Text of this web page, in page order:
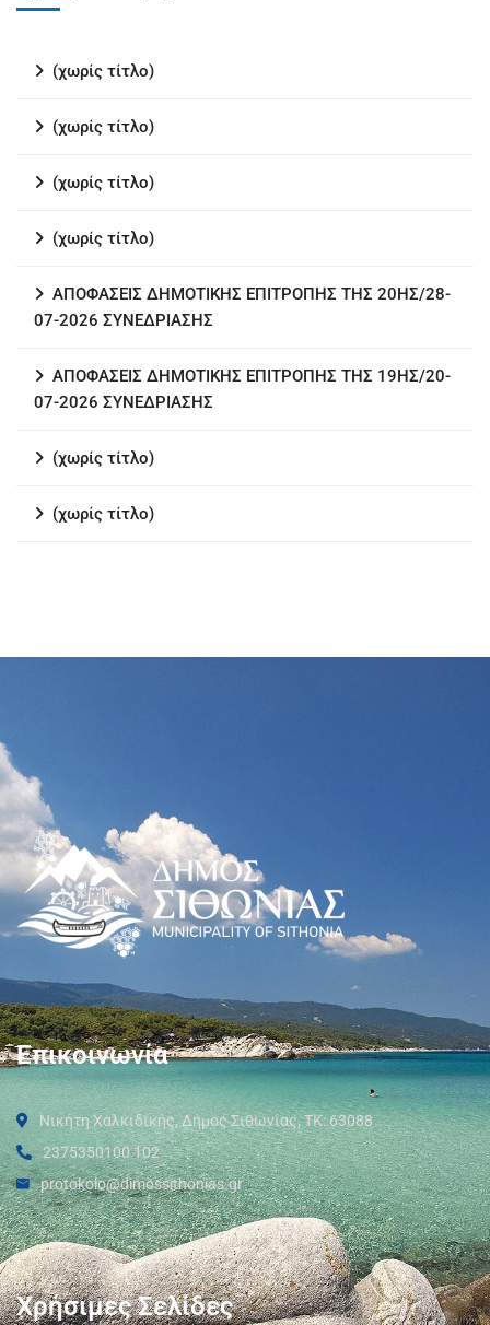
(χωρίς τίτλο)
(χωρίς τίτλο)
(χωρίς τίτλο)
(χωρίς τίτλο)
ΑΠΟΦΑΣΕΙΣ ΔΗΜΟΤΙΚΗΣ ΕΠΙΤΡΟΠΗΣ ΤΗΣ 20ΗΣ/28-
07-2026 ΣΥΝΕΔΡΙΑΣΗΣ
ΑΠΟΦΑΣΕΙΣ ΔΗΜΟΤΙΚΗΣ ΕΠΙΤΡΟΠΗΣ ΤΗΣ 19ΗΣ/20-
07-2026 ΣΥΝΕΔΡΙΑΣΗΣ
(χωρίς τίτλο)
(χωρίς τίτλο)
Επικοινωνία
Νικήτη Χαλκιδικής, Δήμος Σιθωνίας, ΤΚ: 63088
2375350100 102
protokolo@dimossithonias.gr
Χρήσιμες Σελίδες